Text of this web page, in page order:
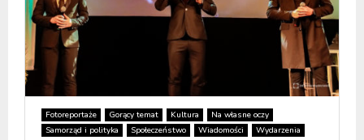
Fotoreportaże Gorący temat Kultura
Na własne oczy
Samorząd i polityka
Społeczeństwo Wiadomości Wydarzenia